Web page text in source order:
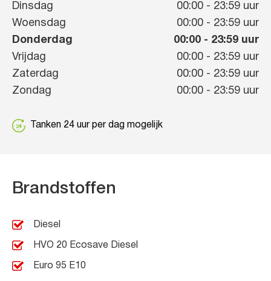
Dinsdag
00:00 - 23:59 uur
Woensdag
00:00 - 23:59 uur
Donderdag
00:00 - 23:59 uur
Vrijdag
00:00 - 23:59 uur
Zaterdag
00:00 - 23:59 uur
Zondag
00:00 - 23:59 uur
Tanken 24 uur per dag mogelijk
Brandstoffen
Diesel
HVO 20 Ecosave Diesel
Euro 95 E10